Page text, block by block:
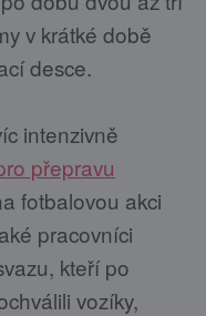
v krátké době
desce.
intenzivně
přepravu
fotbalovou akci
pracovníci
kteří po
vozíky,